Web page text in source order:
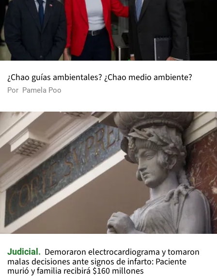
¿Chao guías ambientales? ¿Chao medio ambiente?
Por Pamela Poo
Judicial
Demoraron electrocardiograma y tomaron
malas decisiones ante signos de infarto: Paciente
murió y familia recibirá $160 millones